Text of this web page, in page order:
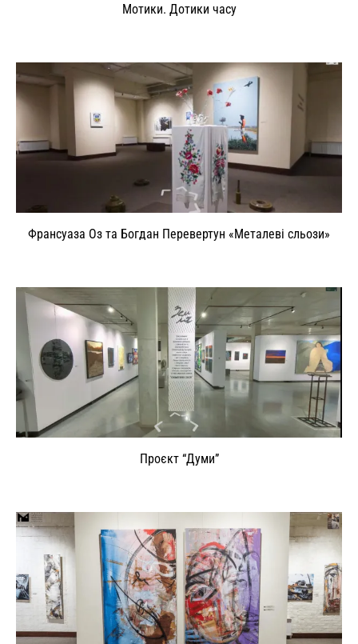
Мотики. Дотики часу
Франсуаза Оз та Богдан Перевертун «Металеві сльози»
Проєкт “Думи”